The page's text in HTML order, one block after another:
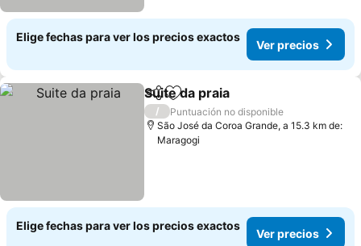
Elige fechas para ver los precios exactos
Ver precios
CompartirAgregar a favoritos
Suite da praia
/
Puntuación no disponible
São José da Coroa Grande, a 15.3 km de:
Maragogi
Elige fechas para ver los precios exactos
Ver precios